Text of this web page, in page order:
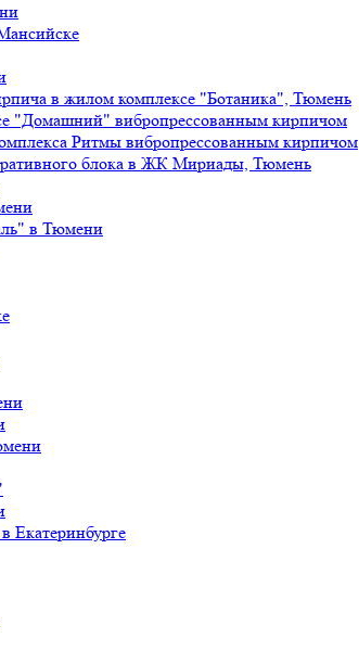
в жилом комплексе "Ботаника", Тюмень
"Домашний" вибропрессованным кирпичом
Ритмы вибропрессованным кирпичом
блока в ЖК Мириады, Тюмень
в Тюмени
Екатеринбурге